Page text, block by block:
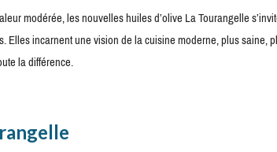
modérée, les nouvelles huiles d’olive La Tourangelle
Elles incarnent une vision de la cuisine moderne, plus saine,
la différence.